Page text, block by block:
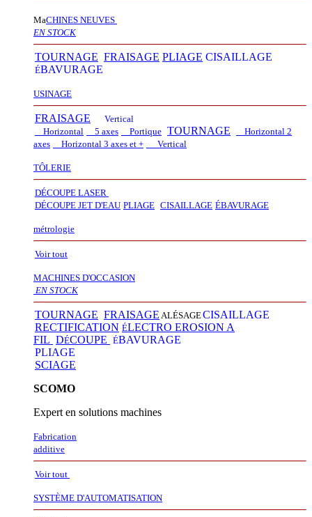
MaCHINES NEUVES
EN STOCK
TOURNAGE FRAISAGE PLIAGE CISAILLAGE
ÉBAVURAGE
USINAGE
FRAISAGE
Vertical
Horizontal
5 axes Portique TOURNAGE
Horizontal 2
axes
Horizontal 3 axes et + Vertical​
TÔLERIE
DÉCOUPE LASER
DÉCOUPE JET D'EAU PLIAGE CISAILLAGE ÉBAVURAGE
métrologie
Voir tout
MACHINES D'OCCASION
EN STOCK
TOURNAGE FRAISAGE ALÉSAGECISAILLAGE
RECTIFICATION ÉLECTRO EROSION A
FIL DÉCOUPE ÉBAVURAGE
PLIAGE
SCIAGE
SCOMO
Expert en solutions machines
Fabrication
additive
Voir tout
SYSTÈME D'AUTOMATISATION